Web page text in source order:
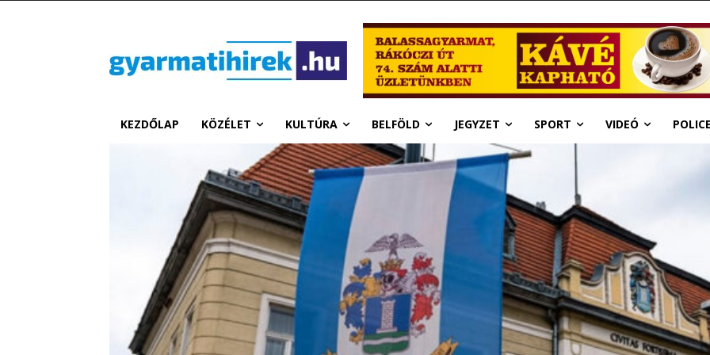
KEZDŐLAP KÖZÉLET KULTÚRA BELFÖLD JEGYZET SPORT VIDEÓ